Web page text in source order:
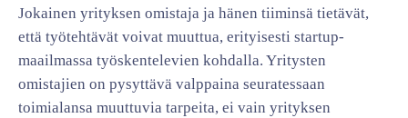
Jokainen yrityksen omistaja ja hänen tiiminsä tietävät,
että työtehtävät voivat muuttua, erityisesti startup-
maailmassa työskentelevien kohdalla. Yritysten
omistajien on pysyttävä valppaina seuratessaan
toimialansa muuttuvia tarpeita, ei vain yrityksen